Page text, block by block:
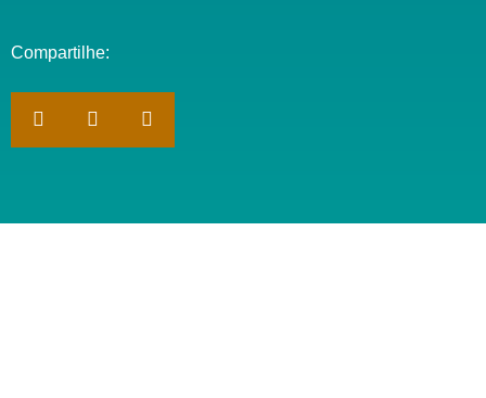
Compartilhe: